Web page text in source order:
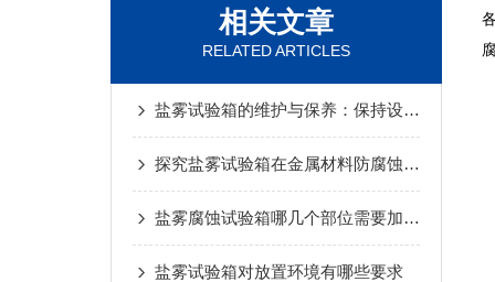
相关文章
RELATED ARTICLES
盐雾试验箱的维护与保养：保持设备稳定运行的秘诀
探究盐雾试验箱在金属材料防腐蚀中的应用
盐雾腐蚀试验箱哪几个部位需要加水，您知道吗？
盐雾试验箱对放置环境有哪些要求